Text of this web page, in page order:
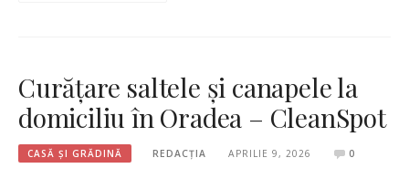
Curățare saltele și canapele la
domiciliu în Oradea – CleanSpot
CASĂ ȘI GRĂDINĂ REDACȚIA APRILIE 9, 2026 0